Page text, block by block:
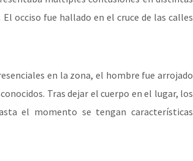
occiso fue hallado en el cruce de las calles
en la zona, el hombre fue arrojado
Tras dejar el cuerpo en el lugar, los
el momento se tengan características